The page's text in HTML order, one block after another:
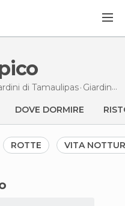
di Tamaulipas Giardini a
DOVE DORMIRE
ROTTE VITA